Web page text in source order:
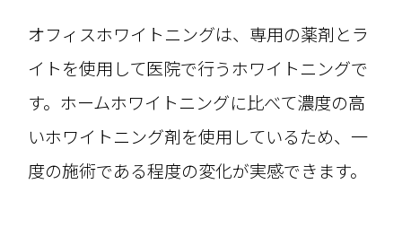
オフィスホワイトニングは、専用の薬剤とラ
イトを使用して医院で行うホワイトニングで
す。ホームホワイトニングに比べて濃度の高
いホワイトニング剤を使用しているため、一
度の施術である程度の変化が実感できます。